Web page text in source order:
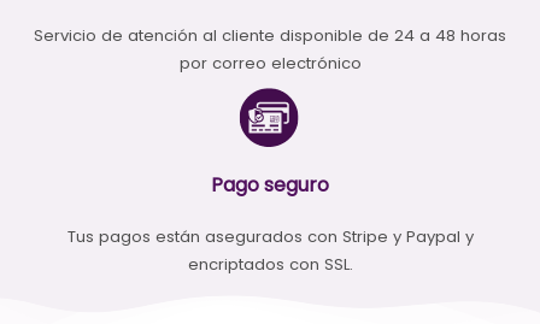
Servicio de atención al cliente disponible de 24 a 48 horas
por correo electrónico
Pago seguro
Tus pagos están asegurados con Stripe y Paypal y
encriptados con SSL.